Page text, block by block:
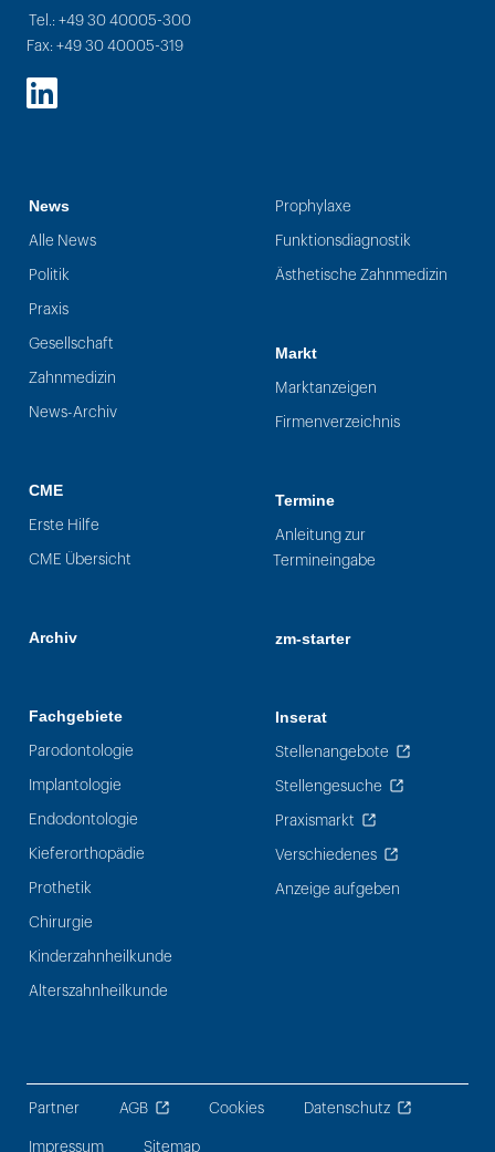
Tel.: +49 30 40005-300
Fax: +49 30 40005-319
LinkedIn
News
Alle News
Politik
Praxis
Gesellschaft
Zahnmedizin
News-Archiv
CME
Erste Hilfe
CME Übersicht
Archiv
Fachgebiete
Parodontologie
Implantologie
Endodontologie
Kieferorthopädie
Prothetik
Chirurgie
Kinderzahnheilkunde
Alterszahnheilkunde
Prophylaxe
Funktionsdiagnostik
Ästhetische Zahnmedizin
Markt
Marktanzeigen
Firmenverzeichnis
Termine
Anleitung zur
Termineingabe
zm-starter
Inserat
Stellenangebote
Stellengesuche
Praxismarkt
Verschiedenes
Anzeige aufgeben
Partner AGB Cookies Datenschutz
Impressum Sitemap